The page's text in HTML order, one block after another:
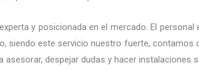
y posicionada en el mercado. El personal
siendo este servicio nuestro fuerte, contamos
asesorar, despejar dudas y hacer instalaciones